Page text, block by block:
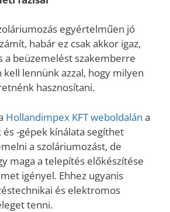
egyértelműen jó
habár ez csak akkor igaz,
a beüzemelést szakemberre
kell lennünk azzal, hogy milyen
hasznosítani.
Hollandimpex KFT weboldalán a
-gépek kínálata segíthet
a szoláriumozást, de
maga a telepítés előkészítése
igényel. Ehhez ugyanis
és elektromos
tenni.